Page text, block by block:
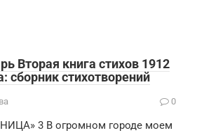
Вторая книга стихов 1912
сборник стихотворений
0
3 В огромном городе моем